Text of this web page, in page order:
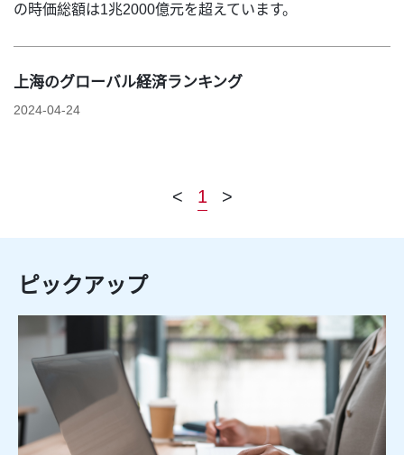
の時価総額は1兆2000億元を超えています。
上海のグローバル経済ランキング
2024-04-24
< 1 >
ピックアップ